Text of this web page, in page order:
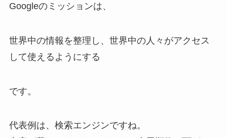
Googleのミッションは、
世界中の情報を整理し、世界中の人々がアクセス
して使えるようにする
です。
代表例は、検索エンジンですね。